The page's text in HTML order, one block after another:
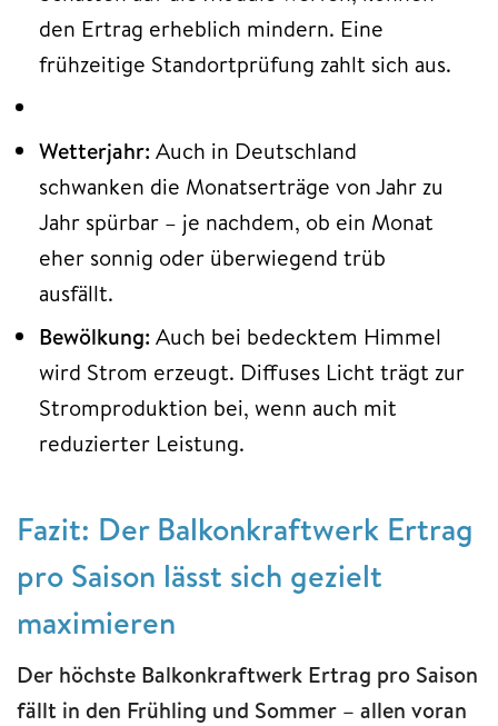
den Ertrag erheblich mindern. Eine
frühzeitige Standortprüfung zahlt sich aus.
Wetterjahr: Auch in Deutschland
schwanken die Monatserträge von Jahr zu
Jahr spürbar – je nachdem, ob ein Monat
eher sonnig oder überwiegend trüb
ausfällt.
Bewölkung: Auch bei bedecktem Himmel
wird Strom erzeugt. Diffuses Licht trägt zur
Stromproduktion bei, wenn auch mit
reduzierter Leistung.
Fazit: Der Balkonkraftwerk Ertrag
pro Saison lässt sich gezielt
maximieren
Der höchste Balkonkraftwerk Ertrag pro Saison
fällt in den Frühling und Sommer – allen voran